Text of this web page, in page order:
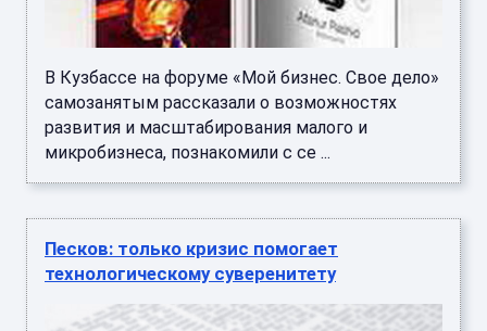
В Кузбассе на форуме «Мой бизнес. Свое дело»
самозанятым рассказали о возможностях
развития и масштабирования малого и
микробизнеса, познакомили с се ...
Песков: только кризис помогает
технологическому суверенитету